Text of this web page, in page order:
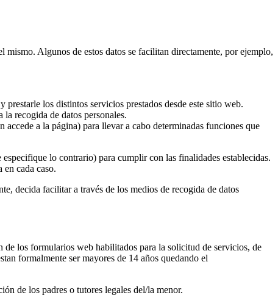
mismo. Algunos de estos datos se facilitan directamente, por ejemplo,
los distintos servicios prestados desde este sitio web.
recogida de datos personales.
a la página) para llevar a cabo determinadas funciones que
lo contrario) para cumplir con las finalidades establecidas.
cada caso.
decida facilitar a través de los medios de recogida de datos
de los formularios web habilitados para la solicitud de servicios, de
formalmente ser mayores de 14 años quedando el
de los padres o tutores legales del/la menor.